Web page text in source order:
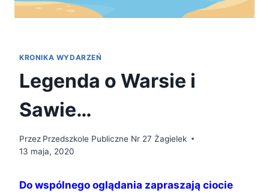
KRONIKA WYDARZEŃ
Legenda o Warsie i
Sawie…
Przez Przedszkole Publiczne Nr 27 Żagielek
13 maja, 2020
Do wspólnego oglądania zapraszają ciocie